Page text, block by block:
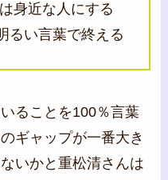
な人にする
葉で終える
ることを100％言葉
ギャップが一番大き
いかと重松清さんは